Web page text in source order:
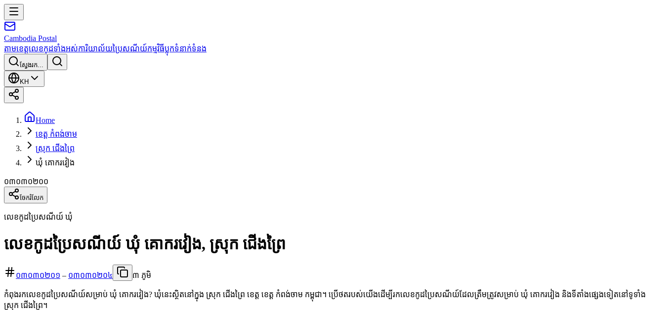
Cambodia Postal
តាមខេត្តលេខកូដទាំងអស់ការិយាល័យប្រៃសណីយ៍កម្មវិធីប្លុកទំនាក់ទំនង
ស្វែងរក...
KH
Home
ខេត្ត កំពង់ចាម
ស្រុក ជើងព្រៃ
ឃុំ គោករវៀង
០៣០៣០២០០
ចែករំលែក
លេខកូដប្រៃសណីយ៍ ឃុំ
លេខកូដប្រៃសណីយ៍ ឃុំ គោករវៀង, ស្រុក ជើងព្រៃ
០៣០៣០២០១ – ០៣០៣០២០៤ ៣ ភូមិ
កំពុងរកលេខកូដប្រៃសណីយ៍សម្រាប់ ឃុំ គោករវៀង? ឃុំនេះស្ថិតនៅក្នុង ស្រុក ជើងព្រៃ ខេត្ត ខេត្ត កំពង់ចាម កម្ពុជា។ ប្រើថតរបស់យើងដើម្បីរកលេខកូដប្រៃសណីយ៍ដែលត្រឹមត្រូវសម្រាប់ ឃុំ គោករវៀង និងទីតាំងផ្សេងទៀតនៅទូទាំង
ស្រុក ជើងព្រៃ។